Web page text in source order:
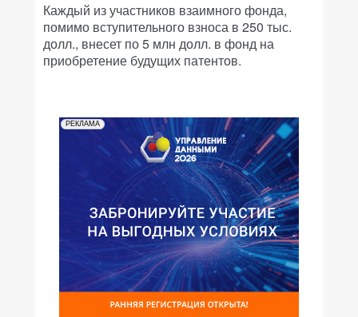
Каждый из участников взаимного фонда,
помимо вступительного взноса в 250 тыс.
долл., внесет по 5 млн долл. в фонд на
приобретение будущих патентов.
РЕКЛАМА